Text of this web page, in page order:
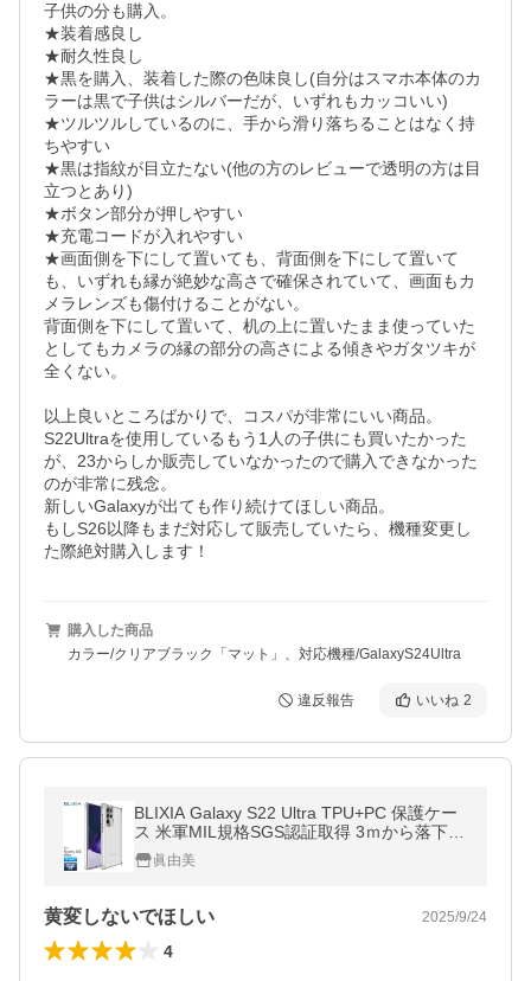
子供の分も購入。
★装着感良し
★耐久性良し
★黒を購入、装着した際の色味良し(自分はスマホ本体のカ
ラーは黒で子供はシルバーだが、いずれもカッコいい)
★ツルツルしているのに、手から滑り落ちることはなく持
ちやすい
★黒は指紋が目立たない(他の方のレビューで透明の方は目
立つとあり)
★ボタン部分が押しやすい
★充電コードが入れやすい
★画面側を下にして置いても、背面側を下にして置いて
も、いずれも縁が絶妙な高さで確保されていて、画面もカ
メラレンズも傷付けることがない。
背面側を下にして置いて、机の上に置いたまま使っていた
としてもカメラの縁の部分の高さによる傾きやガタツキが
全くない。
以上良いところばかりで、コスパが非常にいい商品。
S22Ultraを使用しているもう1人の子供にも買いたかった
が、23からしか販売していなかったので購入できなかった
のが非常に残念。
新しいGalaxyが出ても作り続けてほしい商品。
もしS26以降もまだ対応して販売していたら、機種変更し
た際絶対購入します！
購入した商品
カラー/クリアブラック「マット」、対応機種/GalaxyS24Ultra
違反報告 いいね 2
BLIXIA Galaxy S22 Ultra TPU+PC 保護ケー
ス 米軍MIL規格SGS認証取得 3ｍから落下試
験 52回破損なし 耐衝撃 Qi急速充電対応 バ
ンパーケース
眞由美
黄変しないでほしい 2025/9/24
4